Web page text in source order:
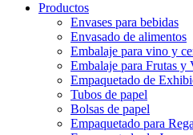
Productos
Envases para bebidas
Envasado de alimentos
Embalaje para vino y
Embalaje para Frutas y
Empaquetado de
Tubos de papel
Bolsas de papel
Empaquetado para